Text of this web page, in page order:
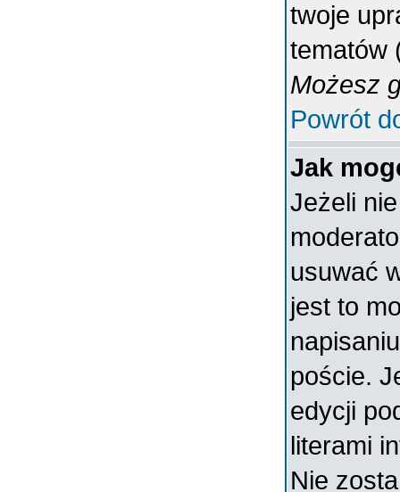
twoje
tematów
Możesz
Powrót
Jak
Jeżeli
usuwać
jest to
poście.
edycji
literami
Nie